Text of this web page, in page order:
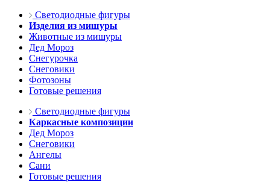
Светодиодные фигуры
Изделия из мишуры
Животные из мишуры
Дед Мороз
Снегурочка
Снеговики
Фотозоны
Готовые решения
Светодиодные фигуры
Каркасные композиции
Дед Мороз
Снеговики
Ангелы
Сани
Готовые решения